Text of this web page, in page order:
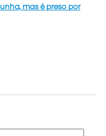
mas é preso por